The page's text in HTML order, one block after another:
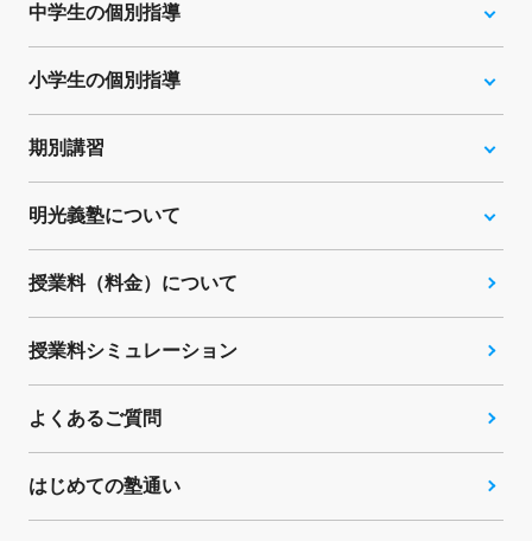
中学生の個別指導
小学生の個別指導
期別講習
明光義塾について
授業料（料金）について
授業料シミュレーション
よくあるご質問
はじめての塾通い